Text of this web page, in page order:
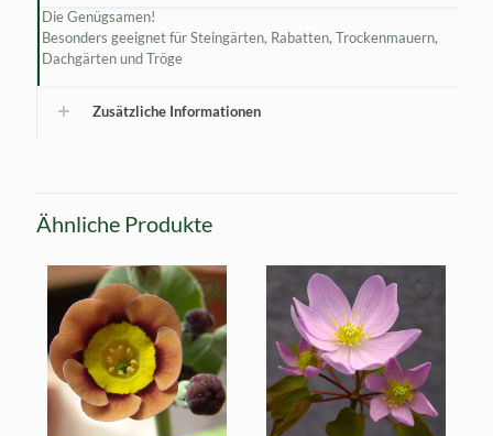
Die Genügsamen!
Besonders geeignet für Steingärten, Rabatten, Trockenmauern,
Dachgärten und Tröge
Zusätzliche Informationen
Ähnliche Produkte